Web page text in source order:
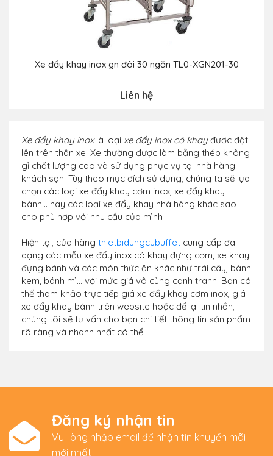
Xe đẩy khay inox gn đôi 30 ngăn TL0-XGN201-30
Liên hệ
Xe đẩy khay inoxlà loại xe đẩy inox có khay được đặt
lên trên thân xe. Xe thường được làm bằng thép không
gỉ chất lượng cao và sử dụng phục vụ tại nhà hàng
khách sạn. Tùy theo mục đích sử dụng, chúng ta sẽ lựa
chọn các loại xe đẩy khay cơm inox, xe đẩy khay
bánh... hay các loại xe đẩy khay nhà hàng khác sao
cho phù hợp với nhu cầu của mình
Hiện tại, cửa hàng thietbidungcubuffet cung cấp đa
dạng các mẫu xe đẩy inox có khay đựng cơm, xe khay
đựng bánh và các món thức ăn khác như trái cây, bánh
kem, bánh mì... với mức giá vô cùng cạnh tranh. Bạn có
thể tham khảo trực tiếp giá xe đẩy khay cơm inox, giá
xe đẩy khay bánh trên website hoặc để lại tin nhắn,
chúng tôi sẽ tư vấn cho bạn chi tiết thông tin sản phẩm
rõ ràng và nhanh nhất có thể.
Đăng ký nhận tin
Vui lòng nhập email để nhận tin khuyến mãi
mới nhất